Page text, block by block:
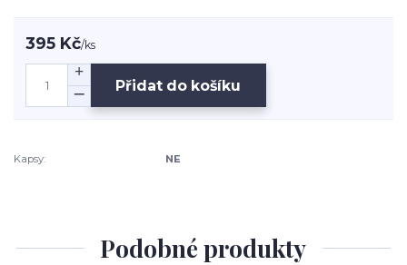
395 Kč/ks
Přidat do košíku
Kapsy: NE
Podobné produkty